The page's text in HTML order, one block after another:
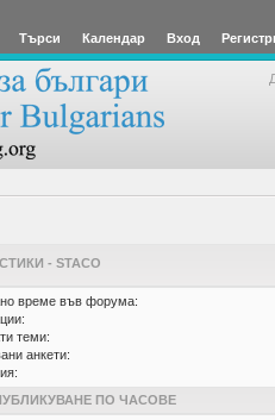
Търси Календар Вход
- STACO
време във форума:
теми:
анкети:
ПО ЧАСОВЕ